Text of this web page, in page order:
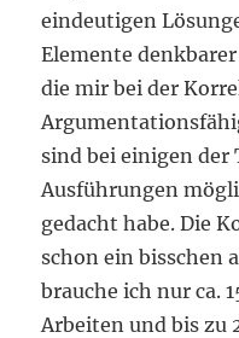
eindeutigen
Elemente
die mir bei der
sind bei einigen der
Ausführungen
gedacht habe. Die
schon ein bisschen
brauche ich nur ca.
Arbeiten und bis zu